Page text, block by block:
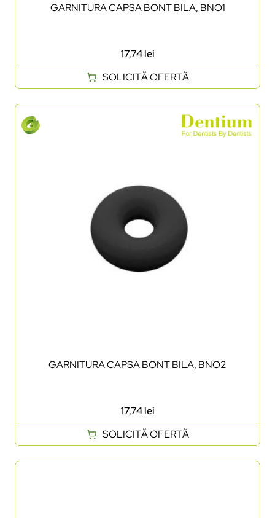
GARNITURA CAPSA BONT BILA, BNO1
17,74lei
SOLICITĂ OFERTĂ
GARNITURA CAPSA BONT BILA, BNO2
17,74lei
SOLICITĂ OFERTĂ